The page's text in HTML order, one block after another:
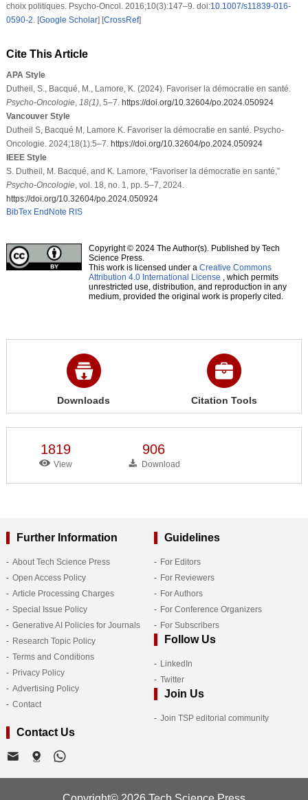
choix politiques. Psycho-Oncol. 2016;10(3):147–9. doi:10.1007/s11839-016-
0590-2 . [Google Scholar] [CrossRef]
Cite This Article
APA Style
Dutheil, S., Bacqué, M., Lamore, K. (2024). Favoriser la démocratie en santé.
Psycho-Oncologie, 18(1), 5–7. https://doi.org/10.32604/po.2024.050924
Vancouver Style
Dutheil S, Bacqué M, Lamore K. Favoriser la démocratie en santé. Psycho-
Oncologie. 2024;18(1):5–7. https://doi.org/10.32604/po.2024.050924
IEEE Style
S. Dutheil, M. Bacqué, and K. Lamore, “Favoriser la démocratie en santé,”
Psycho-Oncologie, vol. 18, no. 1, pp. 5–7, 2024.
https://doi.org/10.32604/po.2024.050924
BibTex EndNote RIS
Copyright © 2024 The Author(s). Published by Tech
Science Press.
This work is licensed under a Creative Commons
Attribution 4.0 International License , which permits
unrestricted use, distribution, and reproduction in any
medium, provided the original work is properly cited.
Downloads Citation Tools
1819
View
906
Download
Further Information
About Tech Science Press
Open Access Policy
Article Processing Charges
Special Issue Policy
Generative AI Policies for Journals
Research Topic Policy
Terms and Conditions
Privacy Policy
Advertising Policy
Contact
Guidelines
For Editors
For Reviewers
For Authors
For Conference Organizers
For Subscribers
Follow Us
LinkedIn
Twitter
Join Us
Join TSP editorial community
Contact Us